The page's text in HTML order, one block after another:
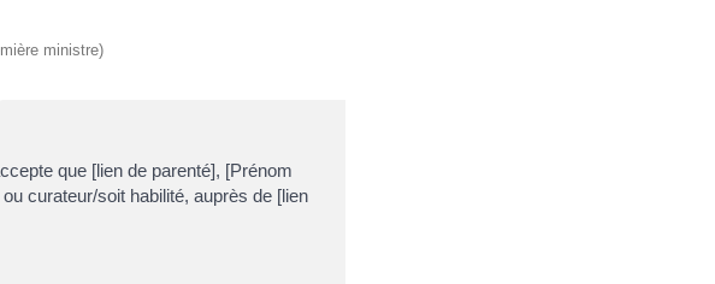
ministre)
que [lien de parenté], [Prénom
curateur/soit habilité, auprès de [lien